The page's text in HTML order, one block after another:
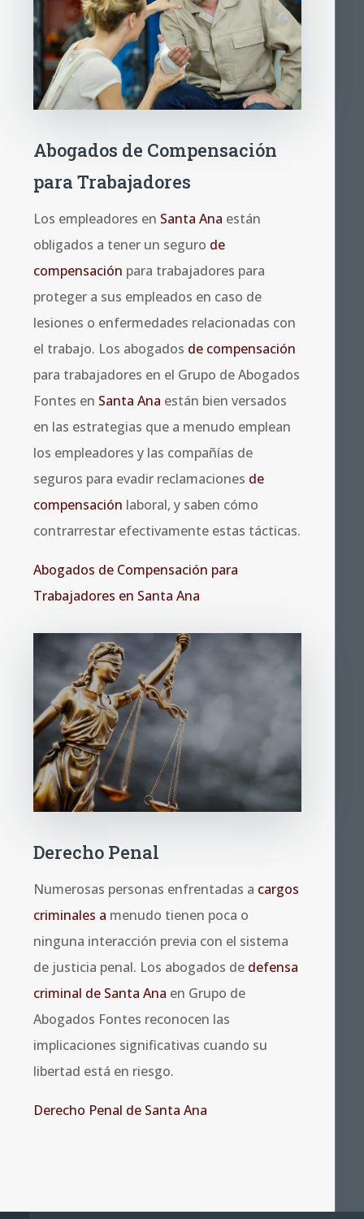
Abogados de Compensación
para Trabajadores
Los empleadores en Santa Ana están
obligados a tener un seguro de
compensación para trabajadores para
proteger a sus empleados en caso de
lesiones o enfermedades relacionadas con
el trabajo. Los abogados de compensación
para trabajadores en el Grupo de Abogados
Fontes en Santa Ana están bien versados
en las estrategias que a menudo emplean
los empleadores y las compañías de
seguros para evadir reclamaciones de
compensación laboral, y saben cómo
contrarrestar efectivamente estas tácticas.
Abogados de Compensación para
Trabajadores en Santa Ana
Derecho Penal
Numerosas personas enfrentadas a cargos
criminales a menudo tienen poca o
ninguna interacción previa con el sistema
de justicia penal. Los abogados de defensa
criminal de Santa Ana en Grupo de
Abogados Fontes reconocen las
implicaciones significativas cuando su
libertad está en riesgo.
Derecho Penal de Santa Ana